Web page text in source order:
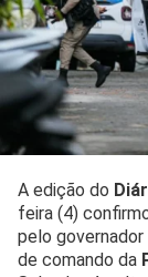
A edição do
feira (4)
pelo governador
de comando da